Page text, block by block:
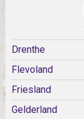
Drenthe
Flevoland
Friesland
Gelderland